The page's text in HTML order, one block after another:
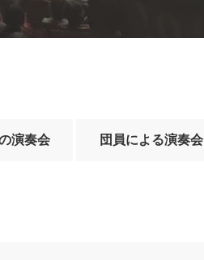
演奏会 団員による演奏会